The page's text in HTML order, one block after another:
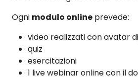
Ogni modulo online prevede:
video realizzati con avatar
quiz
esercitazioni
1 live webinar online con il